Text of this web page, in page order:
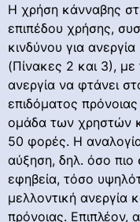
Η χρήση κάνναβης
επιπέδου χρήσης,
κινδύνου για
(Πίνακες 2 και 3), με
ανεργία να φτάνει
επιδόματος
ομάδα των χρηστών
50 φορές. Η
αύξηση, δηλ. όσο
εφηβεία, τόσο
μελλοντική ανεργία
πρόνοιας. Επιπλέον,